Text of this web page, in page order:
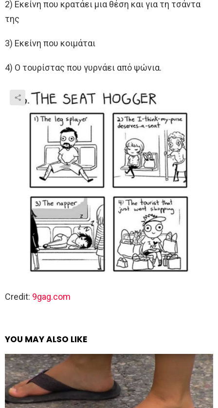
2) Εκείνη που κρατάει μια θέση και για τη τσάντα
της
3) Εκείνη που κοιμάται
4) Ο τουρίστας που γυρνάει από ψώνια.
Credit: 9gag.com
YOU MAY ALSO LIKE